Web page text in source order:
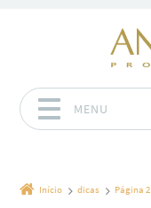
MENU
Início dicas Página 2